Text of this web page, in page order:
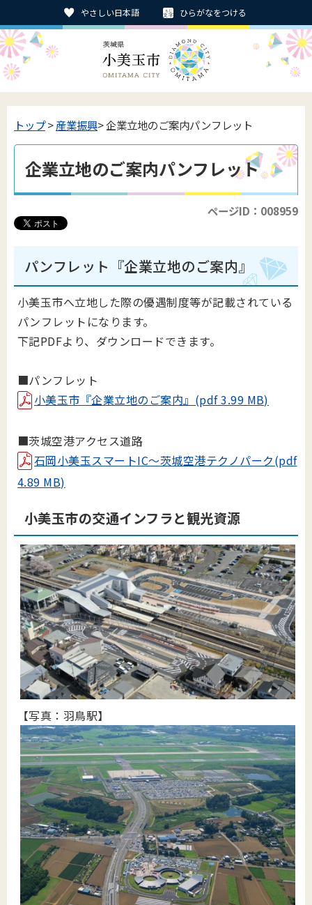
やさしい日本語 ひらがなをつける
トップ>産業振興> 企業立地のご案内パンフレット
企業立地のご案内パンフレット
ページID：008959
パンフレット『企業立地のご案内』
小美玉市へ立地した際の優遇制度等が記載されている
パンフレットになります。
下記PDFより、ダウンロードできます。
■パンフレット
小美玉市『企業立地のご案内』(pdf 3.99 MB)
■茨城空港アクセス道路
石岡小美玉スマートIC～茨城空港テクノパーク(pdf
4.89 MB)
小美玉市の交通インフラと観光資源
【写真：羽鳥駅】